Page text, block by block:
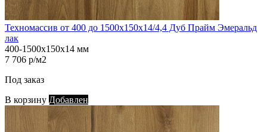
Техномассив от 400 до 1500х150х14/4,4 Дуб Прайм Эмеральд
лак
400-1500х150х14 мм
7 706 р/м2
Под заказ
В корзину Добавлен